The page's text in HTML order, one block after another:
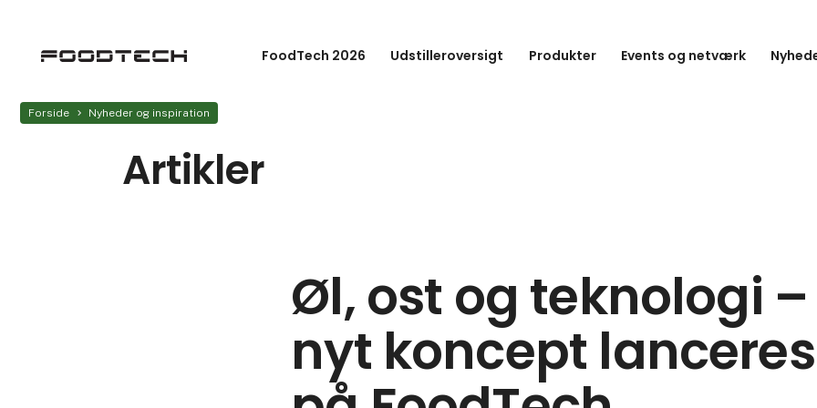
FoodTech 2026 Udstilleroversigt Produkter Events og netværk
Forside Nyheder og inspiration
Artikler
Øl, ost og teknologi –
nyt koncept lanceres